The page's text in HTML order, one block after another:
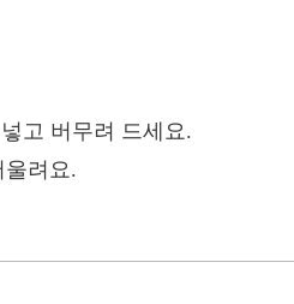
고 버무려 드세요.
려요.